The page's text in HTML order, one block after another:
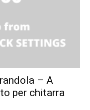
– A
per chitarra